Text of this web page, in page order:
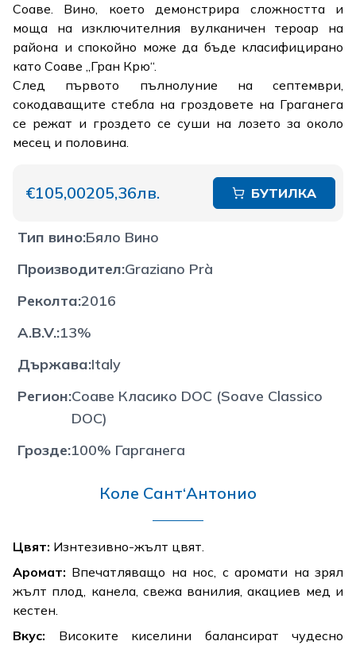
Соаве. Вино, което демонстрира сложността и
моща на изключителния вулканичен тероар на
района и спокойно може да бъде класифицирано
като Соаве „Гран Крю“.
След първото пълнолуние на септември,
сокодаващите стебла на гроздовете на Граганега
се режат и гроздето се суши на лозето за около
месец и половина.
€105,00205,36лв. БУТИЛКА
Тип вино:Бяло Вино
Производител:Graziano Prà
Реколта:2016
A.B.V.:13%
Държава:Italy
Регион:Соаве Класико DOC (Soave Classico
DOC)
Грозде:100% Гарганега
Коле Сант‘Антонио
Цвят: Изнтезивно-жълт цвят.
Аромат: Впечатляващо на нос, с аромати на зрял
жълт плод, канела, свежа ванилия, акациев мед и
кестен.
Вкус: Високите киселини балансират чудесно